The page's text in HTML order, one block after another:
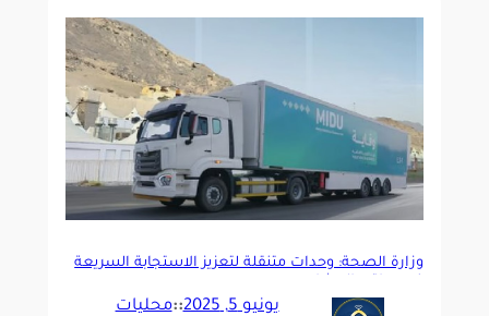
وزارة الصحة: وحدات متنقلة لتعزيز الاستجابة السريعة
يونيو 5, 2025 ::محليات